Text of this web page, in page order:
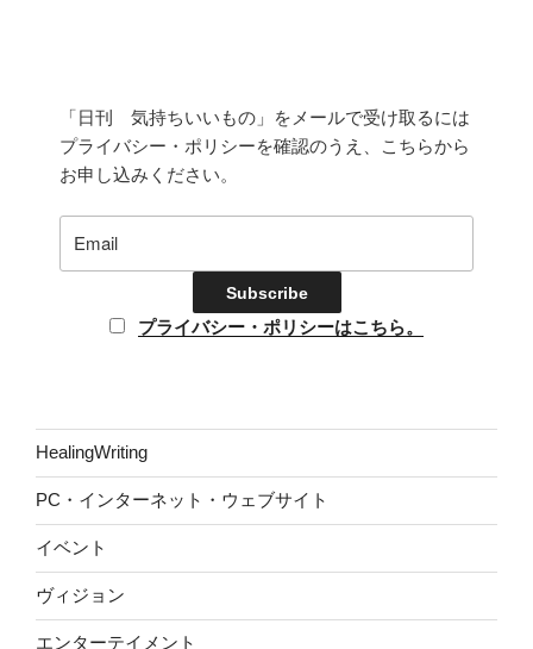
「日刊 気持ちいいもの」をメールで受け取るには
プライバシー・ポリシーを確認のうえ、こちらから
お申し込みください。
プライバシー・ポリシーはこちら。
HealingWriting
PC・インターネット・ウェブサイト
イベント
ヴィジョン
エンターテイメント